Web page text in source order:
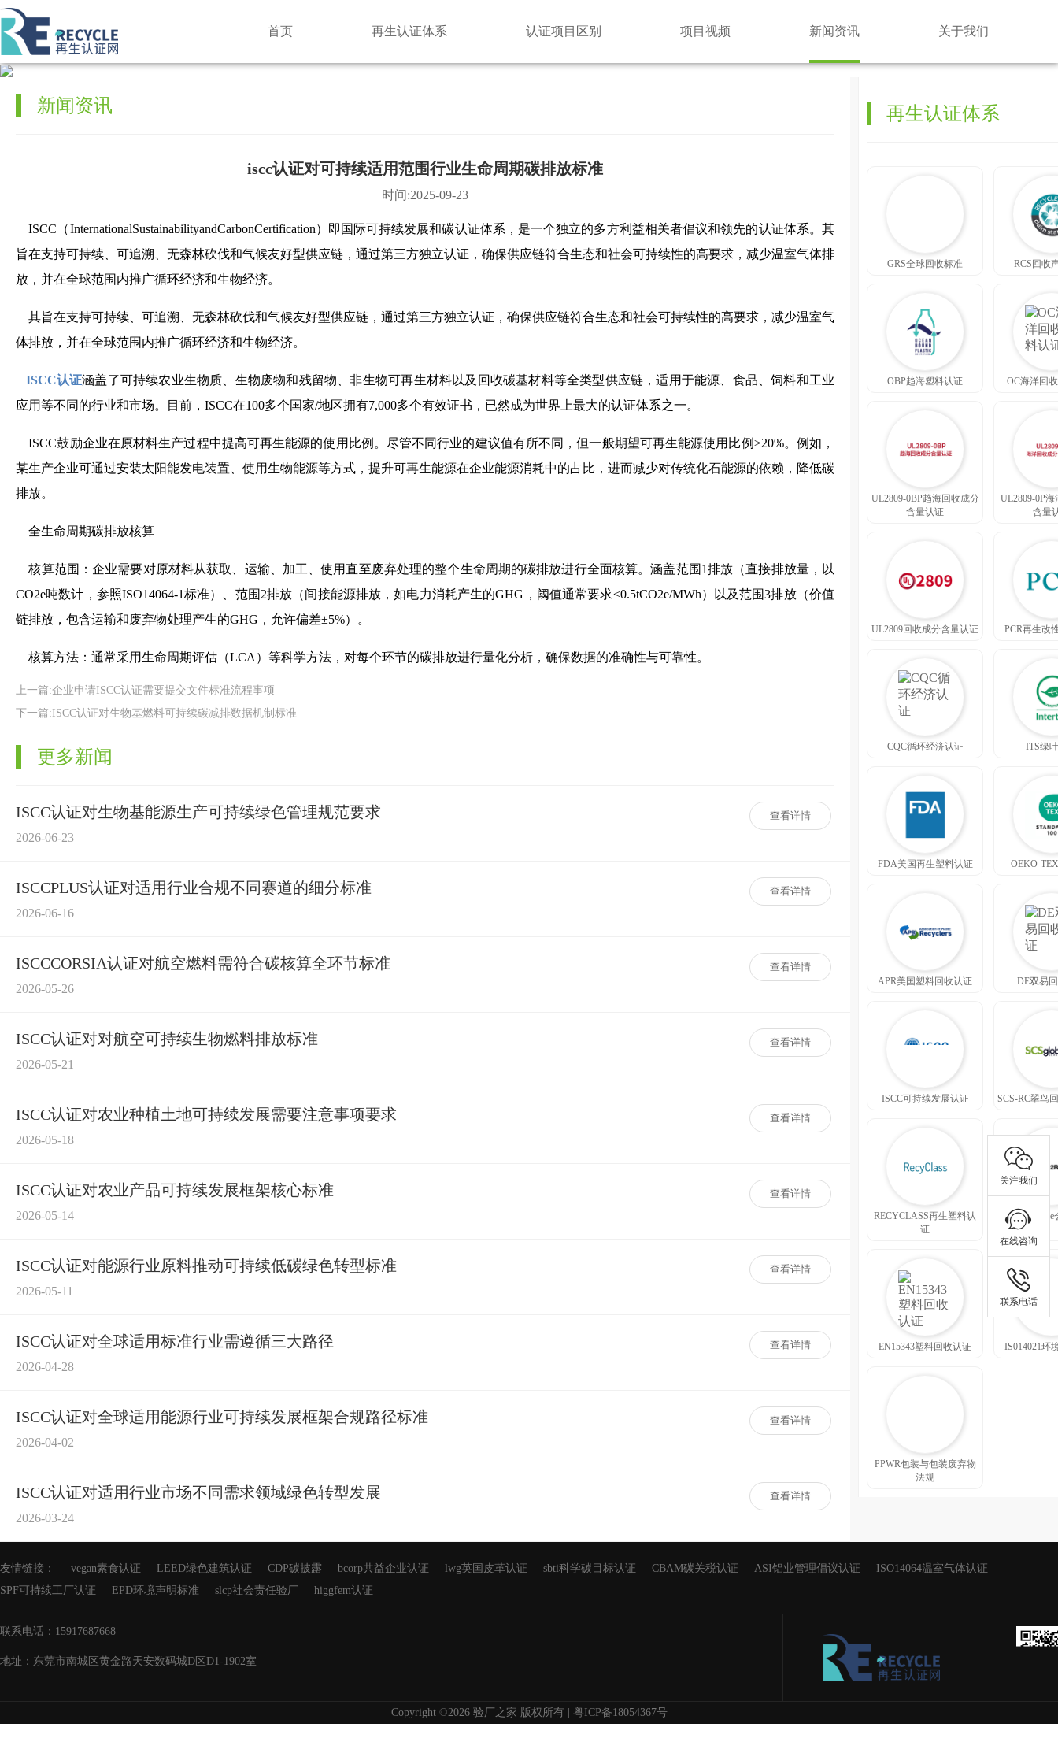
首页 再生认证体系 认证项目区别 项目视频 新闻资讯 关于我们
新闻资讯
iscc认证对可持续适用范围行业生命周期碳排放标准
时间:2025-09-23
ISCC（InternationalSustainabilityandCarbonCertification）即国际可持续发展和碳认证体系，是一个独立的多方利益相关者倡议和领先的认证体系。其
旨在支持可持续、可追溯、无森林砍伐和气候友好型供应链，通过第三方独立认证，确保供应链符合生态和社会可持续性的高要求，减少温室气体排
放，并在全球范围内推广循环经济和生物经济。
其旨在支持可持续、可追溯、无森林砍伐和气候友好型供应链，通过第三方独立认证，确保供应链符合生态和社会可持续性的高要求，减少温室气
体排放，并在全球范围内推广循环经济和生物经济。
ISCC认证涵盖了可持续农业生物质、生物废物和残留物、非生物可再生材料以及回收碳基材料等全类型供应链，适用于能源、食品、饲料和工业
应用等不同的行业和市场。目前，ISCC在100多个国家/地区拥有7,000多个有效证书，已然成为世界上最大的认证体系之一。
ISCC鼓励企业在原材料生产过程中提高可再生能源的使用比例。尽管不同行业的建议值有所不同，但一般期望可再生能源使用比例≥20%。例如，
某生产企业可通过安装太阳能发电装置、使用生物能源等方式，提升可再生能源在企业能源消耗中的占比，进而减少对传统化石能源的依赖，降低碳
排放。
全生命周期碳排放核算
核算范围：企业需要对原材料从获取、运输、加工、使用直至废弃处理的整个生命周期的碳排放进行全面核算。涵盖范围1排放（直接排放量，以
CO2e吨数计，参照ISO14064-1标准）、范围2排放（间接能源排放，如电力消耗产生的GHG，阈值通常要求≤0.5tCO2e/MWh）以及范围3排放（价值
链排放，包含运输和废弃物处理产生的GHG，允许偏差±5%）。
核算方法：通常采用生命周期评估（LCA）等科学方法，对每个环节的碳排放进行量化分析，确保数据的准确性与可靠性。
上一篇:企业申请ISCC认证需要提交文件标准流程事项
下一篇:ISCC认证对生物基燃料可持续碳减排数据机制标准
更多新闻
ISCC认证对生物基能源生产可持续绿色管理规范要求
2026-06-23
查看详情
ISCCPLUS认证对适用行业合规不同赛道的细分标准
2026-06-16
查看详情
ISCCCORSIA认证对航空燃料需符合碳核算全环节标准
2026-05-26
查看详情
ISCC认证对对航空可持续生物燃料排放标准
2026-05-21
查看详情
ISCC认证对农业种植土地可持续发展需要注意事项要求
2026-05-18
查看详情
ISCC认证对农业产品可持续发展框架核心标准
2026-05-14
查看详情
ISCC认证对能源行业原料推动可持续低碳绿色转型标准
2026-05-11
查看详情
ISCC认证对全球适用标准行业需遵循三大路径
2026-04-28
查看详情
ISCC认证对全球适用能源行业可持续发展框架合规路径标准
2026-04-02
查看详情
ISCC​认证对适用行业市场不同需求领域绿色转型发展
2026-03-24
查看详情
再生认证体系
GRS全球回收标准 RCS回收
OBP趋海塑料认证 OC海洋回
UL2809-0BP趋海回收成分
含量认证
UL2809-0P
含量
UL2809回收成分含量认证 PCR再生改
CQC循环经济认证 ITS绿
FDA美国再生塑料认证 OEKO-
APR美国塑料回收认证 DE双易
ISCC可持续发展认证 SCS-RC翠鸟
RECYCLASS再生塑料认
证
EN15343塑料回收认证 IS014021环
PPWR包装与包装废弃物
法规
关注我们
在线咨询
联系电话
友情链接： vegan素食认证 LEED绿色建筑认证 CDP碳披露 bcorp共益企业认证 lwg英国皮革认证 sbti科学碳目标认证 CBAM碳关税认证 ASI铝业管理倡议认证
ISO14064温室气体认证
SPF可持续工厂认证
EPD环境声明标准 slcp社会责任验厂 higgfem认证
联系电话：15917687668
地址：东莞市南城区黄金路天安数码城D区D1-1902室
Copyright ©2026 验厂之家 版权所有 | 粤ICP备18054367号